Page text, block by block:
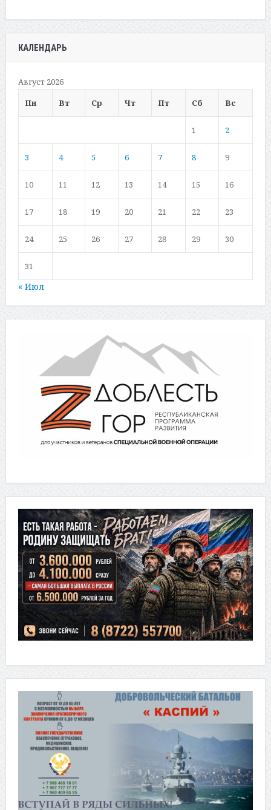
КАЛЕНДАРЬ
Август 2026
Пн
Вт Ср Чт Пт Сб Вс
1 2
3 4 5 6 7 8 9
10 11 12 13 14 15 16
17 18 19 20 21 22 23
24 25 26 27 28 29 30
31
« Июл